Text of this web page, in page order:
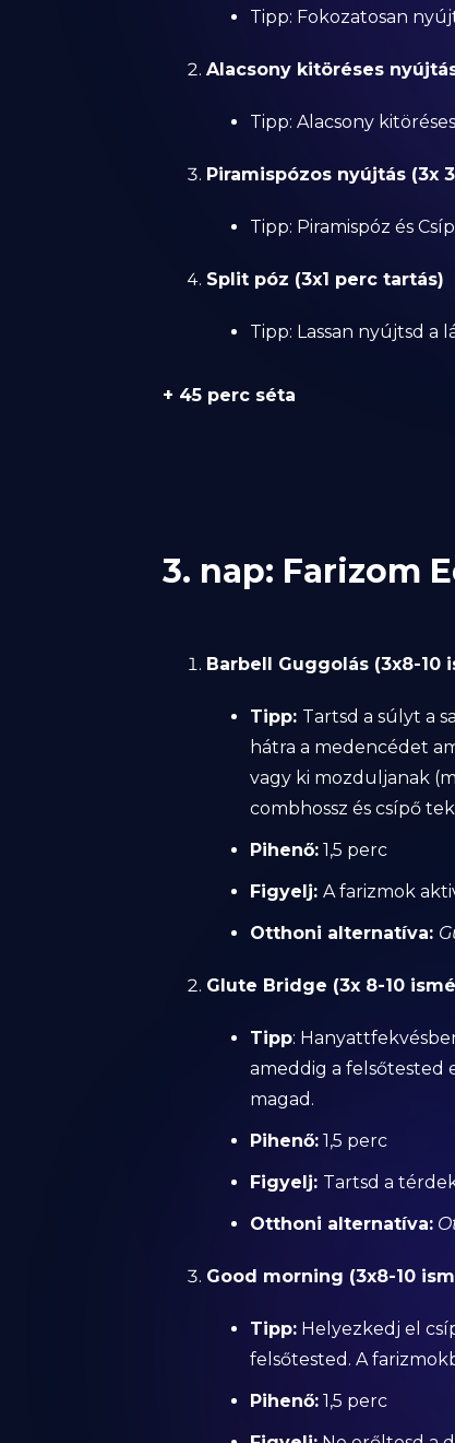
Tipp: Fokozatosan
Alacsony kitöréses
Tipp: Alacsony
Piramispózos nyújtás (3x
Tipp: Piramispóz és
Split póz (3x1 perc tartás)
Tipp: Lassan nyújtsd a
+ 45 perc séta
3. nap: Farizom
Barbell Guggolás (3x8-10
Tipp: Tartsd a súlyt a
hátra a medencédet
vagy ki mozduljanak
combhossz és csípő
Pihenő: 1,5 perc
Figyelj: A farizmok
Otthoni alternatíva:
Glute Bridge (3x 8-10
Tipp:
ameddig a felsőtested
magad.
Pihenő: 1,5 perc
Figyelj: Tartsd a
Otthoni alternatíva:
Good morning (3x8-10
Tipp: Helyezkedj el
felsőtested. A
Pihenő: 1,5 perc